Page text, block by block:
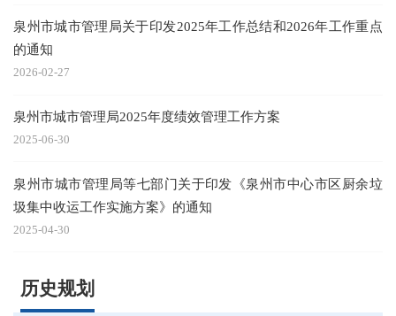
泉州市城市管理局关于印发2025年工作总结和2026年工作重点
的通知
2026-02-27
泉州市城市管理局2025年度绩效管理工作方案
2025-06-30
泉州市城市管理局等七部门关于印发《泉州市中心市区厨余垃
圾集中收运工作实施方案》的通知
2025-04-30
历史规划